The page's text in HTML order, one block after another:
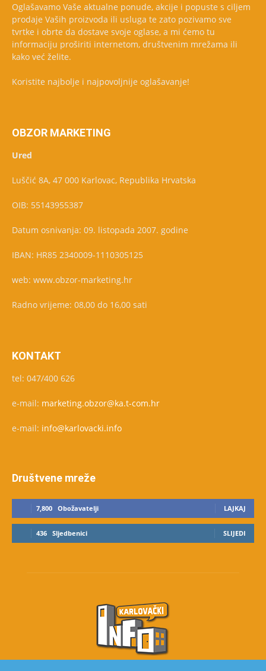
Oglašavamo Vaše aktualne ponude, akcije i popuste s ciljem
prodaje Vaših proizvoda ili usluga te zato pozivamo sve
tvrtke i obrte da dostave svoje oglase, a mi ćemo tu
informaciju proširiti internetom, društvenim mrežama ili
kako već želite.
Koristite najbolje i najpovoljnije oglašavanje!
OBZOR MARKETING
Ured
Luščić 8A, 47 000 Karlovac, Republika Hrvatska
OIB: 55143955387
Datum osnivanja: 09. listopada 2007. godine
IBAN: HR85 2340009-1110305125
web: www.obzor-marketing.hr
Radno vrijeme: 08,00 do 16,00 sati
KONTAKT
tel: 047/400 626
e-mail: marketing.obzor@ka.t-com.hr
e-mail: info@karlovacki.info
Društvene mreže
7,800 Obožavatelji LAJKAJ
436 Sljedbenici SLIJEDI